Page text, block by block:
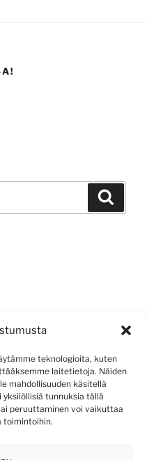
teknologioita, kuten
laitetietoja. Näiden
mahdollisuuden käsitellä
tunnuksia tällä
peruuttaminen voi vaikuttaa
toimintoihin.